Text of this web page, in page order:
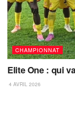
CHAMPIONNAT
Elite One : qui
4 AVRIL 2026